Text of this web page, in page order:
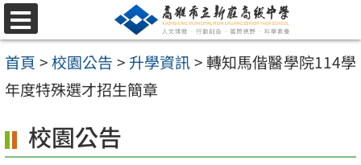
跳
至
主
要
容
選
單
首頁 >校園公告 > 升學資訊>轉知馬偕醫學院114學
年度特殊選才招生簡章
校園公告